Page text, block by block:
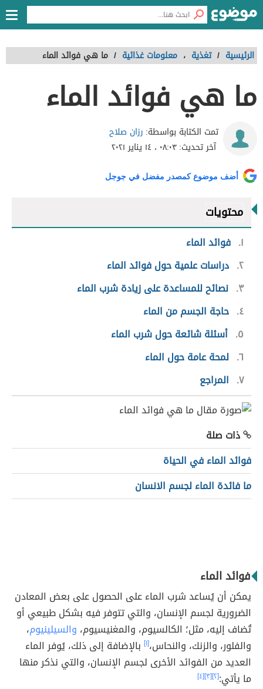
الرئيسية / تغذية ، معلومات غذائية / ما هي فوائد الماء
ما هي فوائد الماء
تمت الكتابة بواسطة: رزان صلاح
آخر تحديث:٠٨:٠٣ ، ١٤ يناير ٢٠٢١
أضف موضوع كمصدر مفضل في جوجل
محتويات
١ فوائد الماء
٢ دراسات علمية حول فوائد الماء
٣ نصائح للمساعدة على زيادة شرب الماء
٤ حاجة الجسم من الماء
٥ أسئلة شائعة حول شرب الماء
٦ لمحة عامة حول الماء
٧ المراجع
ذات صلة
فوائد الماء في الحياة
ما فائدة الماء لجسم الانسان
فوائد الماء
يمكن أن يُساعد شرب الماء على الحصول على بعض المعادن
الضرورية لجسم الإنسان، والتي تتوفر فيه بشكل طبيعي أو
تُضاف إليه، مثل؛ الكالسيوم، والمغنيسيوم، والسيلينيوم،
والفلور، والزنك، والنحاس،[١] بالإضافة إلى ذلك، يُوفر الماء
العديد من الفوائد الأخرى لجسم الإنسان، والتي نذكر منها
ما يأتي:[٢] [٣] [٤]